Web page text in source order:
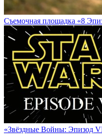
Cъемочная площадка «8
«Звёздные Войны: Эпизод